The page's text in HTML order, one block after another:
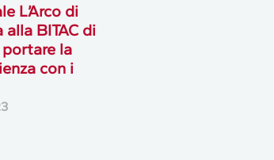
L’Arco di
BITAC di
portare la
con i